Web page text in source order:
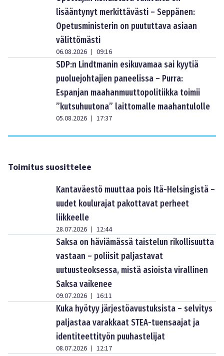
lisääntynyt merkittävästi – Seppänen:
Opetusministerin on puututtava asiaan
välittömästi
06.08.2026 | 09:16
SDP:n Lindtmanin esikuvamaa sai kyytiä
puoluejohtajien paneelissa – Purra:
Espanjan maahanmuuttopolitiikka toimii
”kutsuhuutona” laittomalle maahantulolle
05.08.2026 | 17:37
Toimitus suosittelee
Kantaväestö muuttaa pois Itä-Helsingistä –
uudet koulurajat pakottavat perheet
liikkeelle
28.07.2026 | 12:44
Saksa on häviämässä taistelun rikollisuutta
vastaan – poliisit paljastavat
uutuusteoksessa, mistä asioista virallinen
Saksa vaikenee
09.07.2026 | 16:11
Kuka hyötyy järjestöavustuksista – selvitys
paljastaa varakkaat STEA-tuensaajat ja
identiteettityön puuhastelijat
08.07.2026 | 12:17